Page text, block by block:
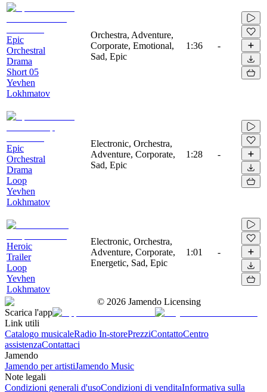
Epic
Orchestral
Drama
Short 05
Yevhen
Lokhmatov
Orchestra, Adventure,
Corporate, Emotional,
Sad, Epic
1:36 -
Epic
Orchestral
Drama
Loop
Yevhen
Lokhmatov
Electronic, Orchestra,
Adventure, Corporate,
Sad, Epic
1:28 -
Heroic
Trailer
Loop
Yevhen
Lokhmatov
Electronic, Orchestra,
Adventure, Corporate,
Energetic, Sad, Epic
1:01 -
© 2026 Jamendo Licensing
Scarica l'app
Link utili
Catalogo musicaleRadio In-storePrezziContattoCentro
assistenzaContattaci
Jamendo
Jamendo per artistiJamendo Music
Note legali
Condizioni generali d'usoCondizioni di venditaInformativa sulla